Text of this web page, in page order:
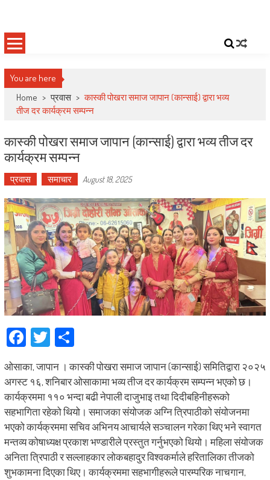
content
You are here
Home > प्रवास > कास्की पोखरा समाज जापान (कान्साई) द्वारा भव्य
तीज दर कार्यक्रम सम्पन्न
कास्की पोखरा समाज जापान (कान्साई) द्वारा भव्य तीज दर
कार्यक्रम सम्पन्न
प्रवास समाचार August 18, 2025
Facebook
TwitterShare
ओसाका, जापान । कास्की पोखरा समाज जापान (कान्साई) समितिद्वारा २०२५
अगस्ट १६, शनिबार ओसाकामा भव्य तीज दर कार्यक्रम सम्पन्न भएको छ।
कार्यक्रममा ११० भन्दा बढी नेपाली दाजुभाइ तथा दिदीबहिनीहरूको
सहभागिता रहेको थियो। समाजका संयोजक अग्नि त्रिपाठीको संयोजनमा
भएको कार्यक्रममा सचिव अभिनय आचार्यले सञ्चालन गरेका थिए भने स्वागत
मन्तव्य कोषाध्यक्ष प्रकाश भण्डारीले प्रस्तुत गर्नुभएको थियो। महिला संयोजक
अनिता त्रिपाठी र सल्लाहकार लोकबहादुर विश्वकर्माले हरितालिका तीजको
शुभकामना दिएका थिए। कार्यक्रममा सहभागीहरूले पारम्परिक नाचगान,